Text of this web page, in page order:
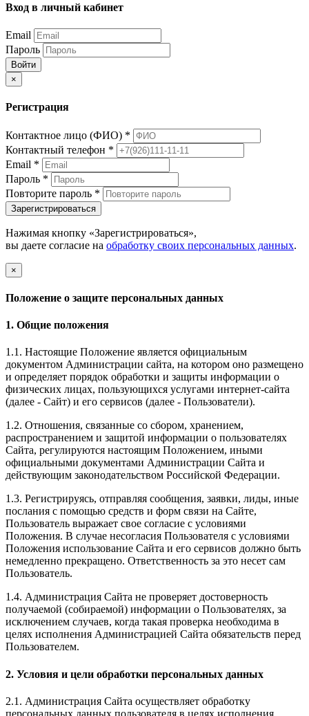
Вход в личный кабинет
Email
Пароль
Войти
×
Регистрация
Контактное лицо (ФИО) *
Контактный телефон *
Email *
Пароль *
Повторите пароль *
Зарегистрироваться
Нажимая кнопку «Зарегистрироваться»,
вы даете согласие на обработку своих персональных данных.
×
Положение о защите персональных данных
1. Общие положения
1.1. Настоящие Положение является официальным
документом Администрации сайта, на котором оно размещено
и определяет порядок обработки и защиты информации о
физических лицах, пользующихся услугами интернет-сайта
(далее - Сайт) и его сервисов (далее - Пользователи).
1.2. Отношения, связанные со сбором, хранением,
распространением и защитой информации о пользователях
Сайта, регулируются настоящим Положением, иными
официальными документами Администрации Сайта и
действующим законодательством Российской Федерации.
1.3. Регистрируясь, отправляя сообщения, заявки, лиды, иные
послания с помощью средств и форм связи на Сайте,
Пользователь выражает свое согласие с условиями
Положения. В случае несогласия Пользователя с условиями
Положения использование Сайта и его сервисов должно быть
немедленно прекращено. Ответственность за это несет сам
Пользователь.
1.4. Администрация Сайта не проверяет достоверность
получаемой (собираемой) информации о Пользователях, за
исключением случаев, когда такая проверка необходима в
целях исполнения Администрацией Сайта обязательств перед
Пользователем.
2. Условия и цели обработки персональных данных
2.1. Администрация Сайта осуществляет обработку
персональных данных пользователя в целях исполнения